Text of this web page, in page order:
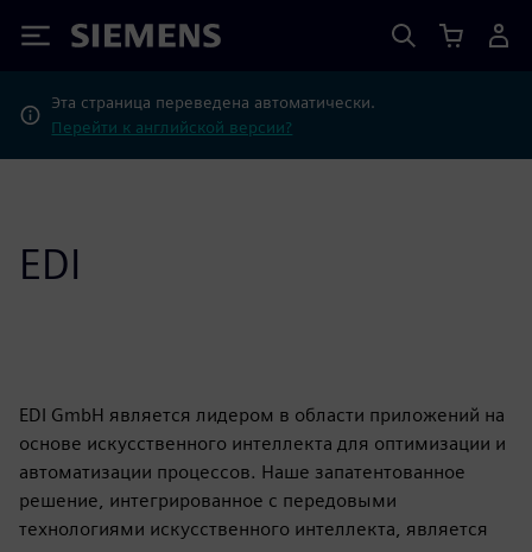
Siemens
Эта страница переведена автоматически.
Перейти к английской версии?
EDI
EDI GmbH является лидером в области приложений на
основе искусственного интеллекта для оптимизации и
автоматизации процессов. Наше запатентованное
решение, интегрированное с передовыми
технологиями искусственного интеллекта, является